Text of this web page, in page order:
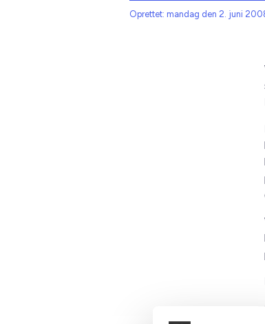
Oprettet: mandag den 2. juni